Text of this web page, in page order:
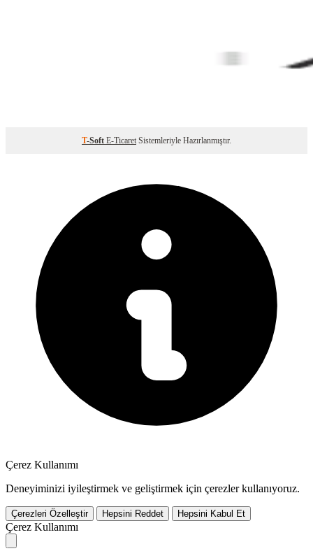
T-Soft E-Ticaret Sistemleriyle Hazırlanmıştır.
Çerez Kullanımı
Deneyiminizi iyileştirmek ve geliştirmek için çerezler kullanıyoruz.
Çerezleri Özelleştir Hepsini Reddet Hepsini Kabul Et
Çerez Kullanımı